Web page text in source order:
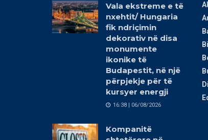
Vala ekstreme e të
nxehtit/ Hungaria
fik ndriçimin
dekorativ në disa
monumente
ikonike të
Budapestit, në një
përpjekje për të
kursyer energji
16:38 | 06/08/2026
Kompanitë